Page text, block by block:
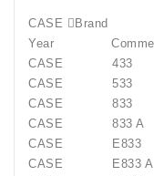
CASE
Year
CASE
CASE
CASE
CASE
CASE
CASE